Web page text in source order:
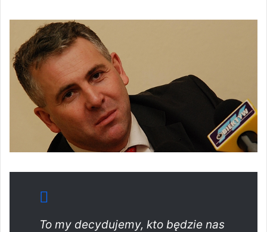
To my decydujemy, kto będzie nas